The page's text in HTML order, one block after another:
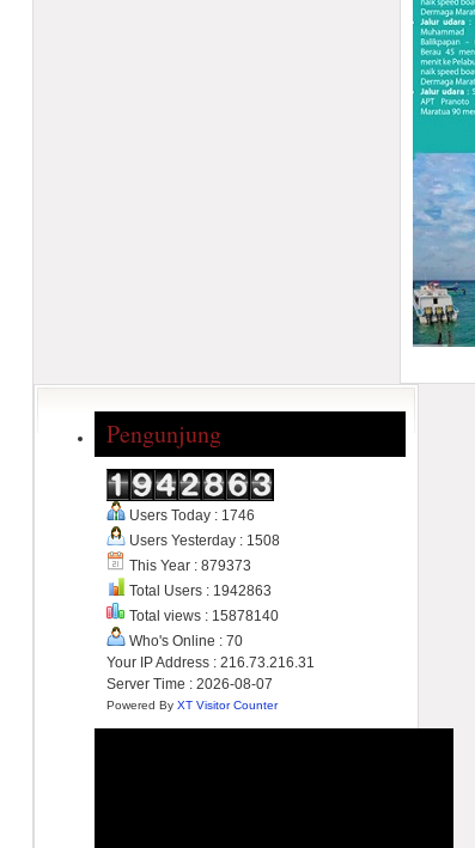
Pengunjung
Users Today : 1746
Users Yesterday : 1508
This Year : 879373
Total Users : 1942863
Total views : 15878140
Who's Online : 70
Your IP Address : 216.73.216.31
Server Time : 2026-08-07
Powered By XT Visitor Counter